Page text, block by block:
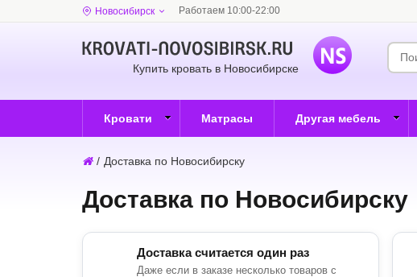
Новосибирск Работаем 10:00-22:00
Купить кровать в Новосибирске
Кровати Матрасы Другая мебель
/ Доставка по Новосибирску
Доставка по Новосибирску
Доставка считается один раз
Даже если в заказе несколько товаров с